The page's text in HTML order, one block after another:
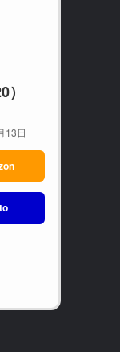
13日